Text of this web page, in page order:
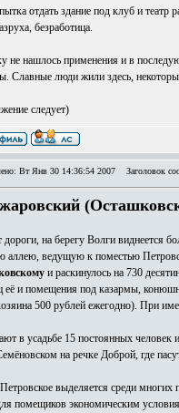
отдать здание под клуб и
безработица.
не нашлось применения и в
Славные люди жили здесь,
следует)
Вт Янв 30 14:36:54 2007 Заголовок
дороги, на берегу Волги виднеется
аллею, ведущую к поместью
и раскинулось на 730
её и помещения под казармы,
500 рублей ежегодно). При
в усадьбе 15 постоянных человек
на речке Доброй, где
выделяется среди многих
помещиков экономическим